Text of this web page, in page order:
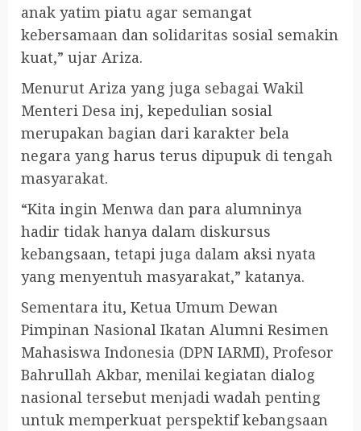
anak yatim piatu agar semangat
kebersamaan dan solidaritas sosial semakin
kuat,” ujar Ariza.
Menurut Ariza yang juga sebagai Wakil
Menteri Desa inj, kepedulian sosial
merupakan bagian dari karakter bela
negara yang harus terus dipupuk di tengah
masyarakat.
“Kita ingin Menwa dan para alumninya
hadir tidak hanya dalam diskursus
kebangsaan, tetapi juga dalam aksi nyata
yang menyentuh masyarakat,” katanya.
Sementara itu, Ketua Umum Dewan
Pimpinan Nasional Ikatan Alumni Resimen
Mahasiswa Indonesia (DPN IARMI), Profesor
Bahrullah Akbar, menilai kegiatan dialog
nasional tersebut menjadi wadah penting
untuk memperkuat perspektif kebangsaan